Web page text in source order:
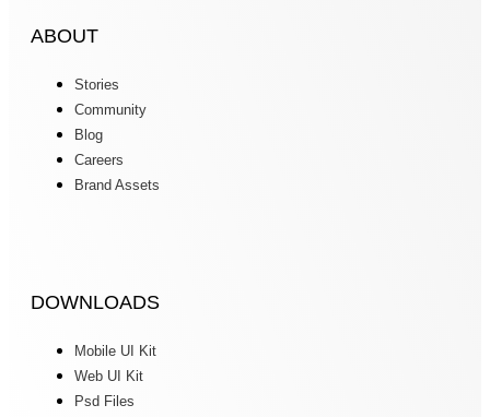
ABOUT
Stories
Community
Blog
Careers
Brand Assets
DOWNLOADS
Mobile UI Kit
Web UI Kit
Psd Files